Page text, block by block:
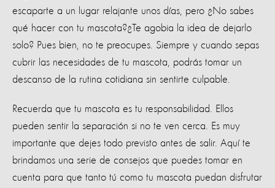
escaparte a un lugar relajante unos días, pero ¿No sabes
qué hacer con tu mascota?¿Te agobia la idea de dejarlo
solo? Pues bien, no te preocupes. Siempre y cuando sepas
cubrir las necesidades de tu mascota, podrás tomar un
descanso de la rutina cotidiana sin sentirte culpable.
Recuerda que tu mascota es tu responsabilidad. Ellos
pueden sentir la separación si no te ven cerca. Es muy
importante que dejes todo previsto antes de salir. Aquí te
brindamos una serie de consejos que puedes tomar en
cuenta para que tanto tú como tu mascota puedan disfrutar